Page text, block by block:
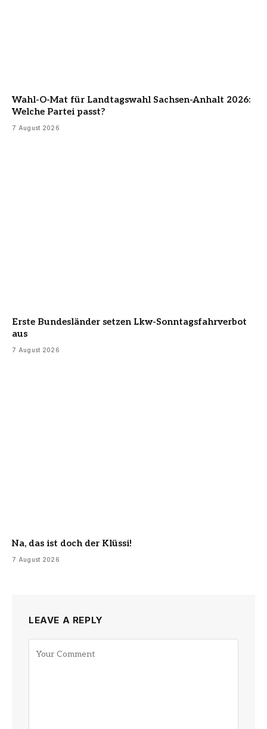
Wahl-O-Mat für Landtagswahl Sachsen-Anhalt 2026:
Welche Partei passt?
7 August 2026
Erste Bundesländer setzen Lkw-Sonntagsfahrverbot
aus
7 August 2026
Na, das ist doch der Klüssi!
7 August 2026
LEAVE A REPLY